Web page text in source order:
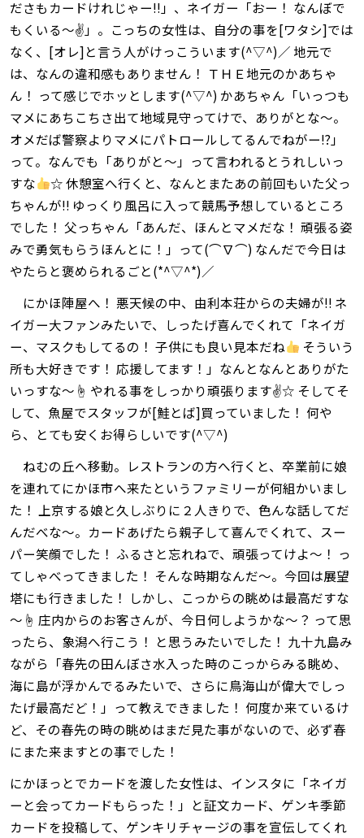
ださもカードけれじゃー‼」、ネイガー「おー！ なんぼで
もくいる～✌」。こっちの女性は、自分の事を[ワタシ]では
なく、[オレ]と言う人がけっこういます(^▽^)／ 地元で
は、なんの違和感もありません！ ＴＨＥ地元のかあちゃ
ん！ って感じでホッとします(^▽^) かあちゃん「いっつも
マメにあちこちさ出て地域見守ってけで、ありがとな～。
オメだば警察よりマメにパトロールしてるんでねがー⁉」
って。なんでも「ありがと～」って言われるとうれしいっ
すな
☆ 休憩室へ行くと、なんとまたあの前回もいた父っ
ちゃんが‼ ゆっくり風呂に入って競馬予想しているところ
でした！ 父っちゃん「あんだ、ほんとマメだな！ 頑張る姿
みで勇気もらうほんとに！」って(⌒∇⌒) なんだで今日は
やたらと褒められるごと(*^▽^*)／
にかほ陣屋へ！ 悪天候の中、由利本荘からの夫婦が‼ ネ
イガー大ファンみたいで、しったげ喜んでくれて「ネイガ
ー、マスクもしてるの！ 子供にも良い見本だね
そういう
所も大好きです！ 応援してます！」なんとなんとありがた
いっすな～☝ やれる事をしっかり頑張ります✌☆ そしてそ
して、魚屋でスタッフが[鮭とば]買っていました！ 何や
ら、とても安くお得らしいです(^▽^)
ねむの丘へ移動。レストランの方へ行くと、卒業前に娘
を連れてにかほ市へ来たというファミリーが何組かいまし
た！ 上京する娘と久しぶりに２人きりで、色んな話してだ
んだべな～。カードあげたら親子して喜んでくれて、スー
パー笑顔でした！ ふるさと忘れねで、頑張ってけよ～！ っ
てしゃべってきました！ そんな時期なんだ～。今回は展望
塔にも行きました！ しかし、こっからの眺めは最高だすな
～☝ 庄内からのお客さんが、今日何しようかな～？ って思
ったら、象潟へ行こう！ と思うみたいでした！ 九十九島み
ながら「春先の田んぼさ水入った時のこっからみる眺め、
海に島が浮かんでるみたいで、さらに鳥海山が偉大でしっ
たげ最高だど！」って教えできました！ 何度か来ているけ
ど、その春先の時の眺めはまだ見た事がないので、必ず春
にまた来ますとの事でした！
にかほっとでカードを渡した女性は、インスタに「ネイガ
ーと会ってカードもらった！」と証文カード、ゲンキ季節
カードを投稿して、ゲンキリチャージの事を宣伝してくれ